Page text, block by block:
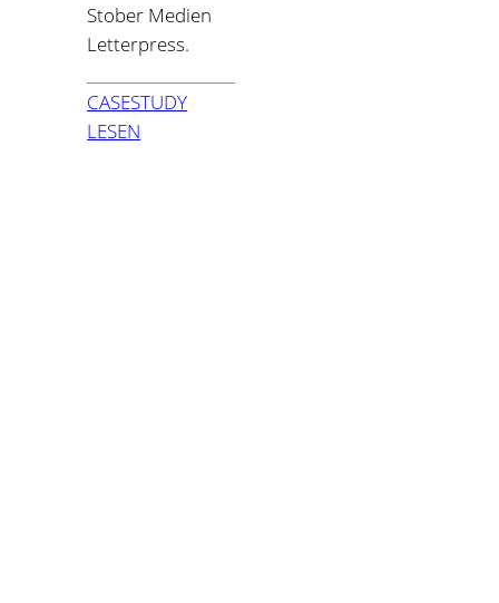
Stober Medien
Letterpress.
CASESTUDY
LESEN